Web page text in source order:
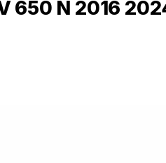
650 N 2016